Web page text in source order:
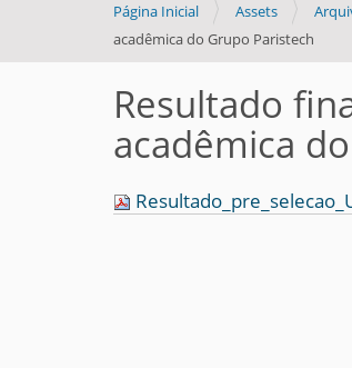
Página Inicial
Assets
acadêmica do Grupo Paristech
Resultado
acadêmica